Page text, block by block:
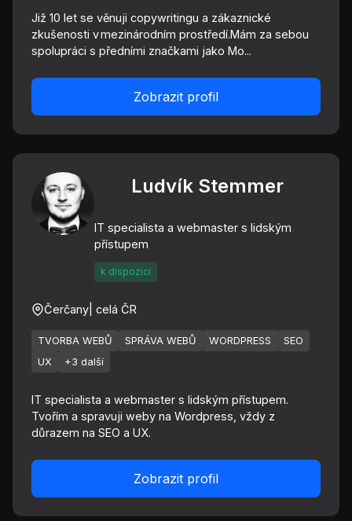
Již 10 let se věnuji copywritingu a zákaznické
zkušenosti v mezinárodním prostředí.Mám za sebou
spolupráci s předními značkami jako Mo...
Zobrazit profil
Ludvík Stemmer
IT specialista a webmaster s lidským
přístupem
k dispozici
Čerčany | celá ČR
TVORBA WEBŮ SPRÁVA WEBŮ WORDPRESS
SEO
UX
+3 další
IT specialista a webmaster s lidským přístupem.
Tvořím a spravuji weby na Wordpress, vždy z
důrazem na SEO a UX.
Zobrazit profil